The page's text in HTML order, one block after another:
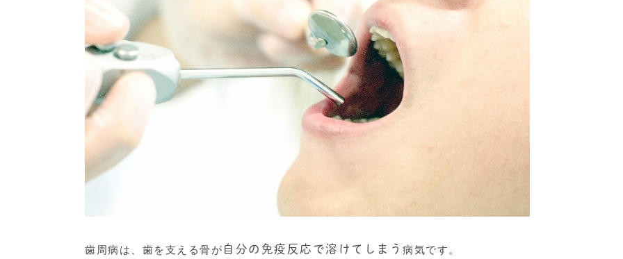
歯周病は、歯を支える骨が 自分の免疫反応で溶けてしまう 病気です。